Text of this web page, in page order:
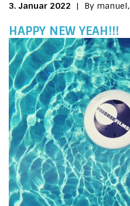
3. Januar 2022 | By manuel,
HAPPY NEW YEAH!!!